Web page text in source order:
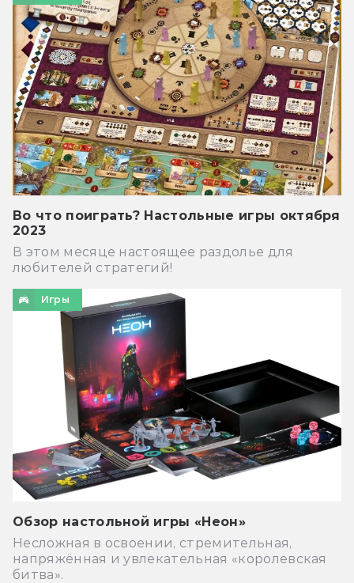
Во что поиграть? Настольные игры октября
2023
В этом месяце настоящее раздолье для
любителей стратегий!
Игры
Обзор настольной игры «Неон»
Несложная в освоении, стремительная,
напряжённая и увлекательная «королевская
битва».